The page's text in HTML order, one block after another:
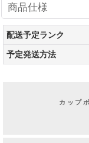
商品仕様
配送予定ランク
予定発送方法
カップ